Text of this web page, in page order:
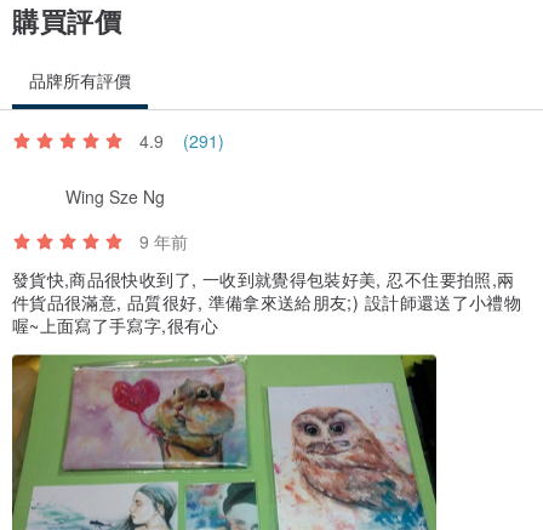
購買評價
品牌所有評價
4.9 (291)
Wing Sze Ng
9 年前
發貨快,商品很快收到了, 一收到就覺得包裝好美, 忍不住要拍照,兩
件貨品很滿意, 品質很好, 準備拿來送給朋友;) 設計師還送了小禮物
喔~上面寫了手寫字,很有心